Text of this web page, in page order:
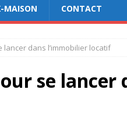
MAISON CONTACT
dans l’immobilier locatif
se lancer